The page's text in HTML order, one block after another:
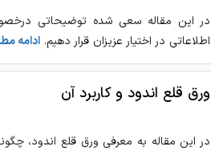
در این مقاله سعی شده توضیحاتی
اطلاعاتی در اختیار عزیزان قرار دهیم. ادامه
ورق قلع اندود و کاربرد آن
در این مقاله به معرفی ورق قلع